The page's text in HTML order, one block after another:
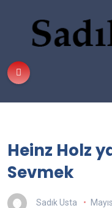
Heinz Holz
Sevmek
Sadık Usta